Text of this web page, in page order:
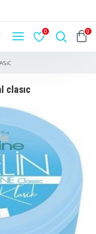
0 0
clasıc